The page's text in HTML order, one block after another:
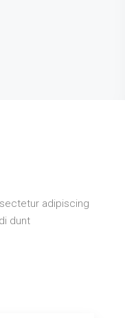
adipiscing
dunt